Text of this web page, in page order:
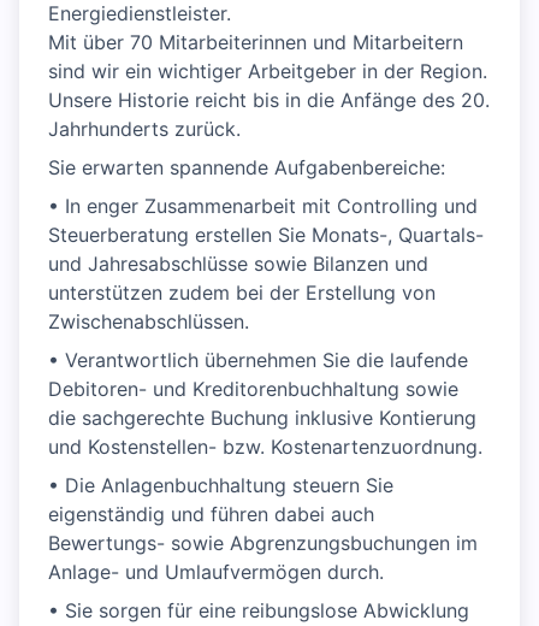
Energiedienstleister.
Mit über 70 Mitarbeiterinnen und Mitarbeitern
sind wir ein wichtiger Arbeitgeber in der Region.
Unsere Historie reicht bis in die Anfänge des 20.
Jahrhunderts zurück.
Sie erwarten spannende Aufgabenbereiche:
• In enger Zusammenarbeit mit Controlling und
Steuerberatung erstellen Sie Monats-, Quartals-
und Jahresabschlüsse sowie Bilanzen und
unterstützen zudem bei der Erstellung von
Zwischenabschlüssen.
• Verantwortlich übernehmen Sie die laufende
Debitoren- und Kreditorenbuchhaltung sowie
die sachgerechte Buchung inklusive Kontierung
und Kostenstellen- bzw. Kostenartenzuordnung.
• Die Anlagenbuchhaltung steuern Sie
eigenständig und führen dabei auch
Bewertungs- sowie Abgrenzungsbuchungen im
Anlage- und Umlaufvermögen durch.
• Sie sorgen für eine reibungslose Abwicklung